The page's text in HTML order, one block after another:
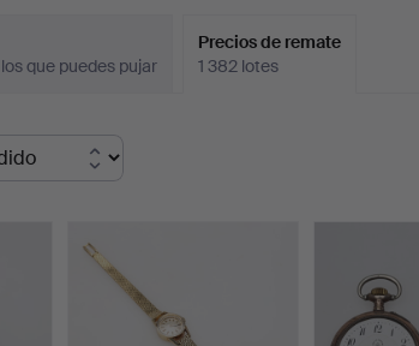
que puedes pujar
Precios de remate
1 382 lotes